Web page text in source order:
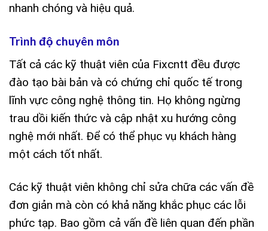
nhanh chóng và hiệu quả.
Trình độ chuyên môn
Tất cả các kỹ thuật viên của Fixcntt đều được
đào tạo bài bản và có chứng chỉ quốc tế trong
lĩnh vực công nghệ thông tin. Họ không ngừng
trau dồi kiến thức và cập nhật xu hướng công
nghệ mới nhất. Để có thể phục vụ khách hàng
một cách tốt nhất.
Các kỹ thuật viên không chỉ sửa chữa các vấn đề
đơn giản mà còn có khả năng khắc phục các lỗi
phức tạp. Bao gồm cả vấn đề liên quan đến phần